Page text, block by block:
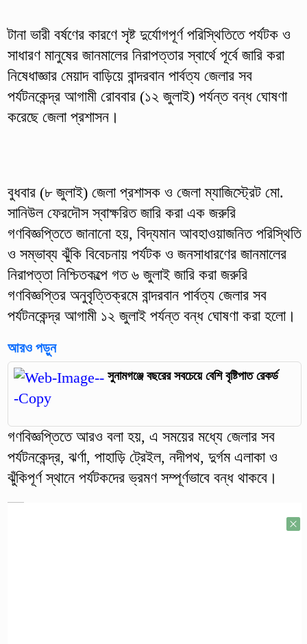
টানা ভারী বর্ষণের কারণে সৃষ্ট দুর্যোগপূর্ণ পরিস্থিতিতে পর্যটক ও
সাধারণ মানুষের জানমালের নিরাপত্তার স্বার্থে পূর্বে জারি করা
নিষেধাজ্ঞার মেয়াদ বাড়িয়ে বান্দরবান পার্বত্য জেলার সব
পর্যটনকেন্দ্র আগামী রোববার (১২ জুলাই) পর্যন্ত বন্ধ ঘোষণা
করেছে জেলা প্রশাসন।
বুধবার (৮ জুলাই) জেলা প্রশাসক ও জেলা ম্যাজিস্ট্রেট মো.
সানিউল ফেরদৌস স্বাক্ষরিত জারি করা এক জরুরি
গণবিজ্ঞপ্তিতে জানানো হয়, বিদ্যমান আবহাওয়াজনিত পরিস্থিতি
ও সম্ভাব্য ঝুঁকি বিবেচনায় পর্যটক ও জনসাধারণের জানমালের
নিরাপত্তা নিশ্চিতকল্পে গত ৬ জুলাই জারি করা জরুরি
গণবিজ্ঞপ্তির অনুবৃত্তিক্রমে বান্দরবান পার্বত্য জেলার সব
পর্যটনকেন্দ্র আগামী ১২ জুলাই পর্যন্ত বন্ধ ঘোষণা করা হলো।
আরও পড়ুন
সুনামগঞ্জে বছরের সবচেয়ে বেশি বৃষ্টিপাত রেকর্ড
গণবিজ্ঞপ্তিতে আরও বলা হয়, এ সময়ের মধ্যে জেলার সব
পর্যটনকেন্দ্র, ঝর্ণা, পাহাড়ি ট্রেইল, নদীপথ, দুর্গম এলাকা ও
ঝুঁকিপূর্ণ স্থানে পর্যটকদের ভ্রমণ সম্পূর্ণভাবে বন্ধ থাকবে।